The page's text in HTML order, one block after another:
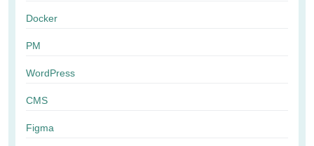
Docker
PM
WordPress
CMS
Figma